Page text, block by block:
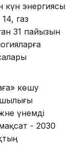
күн энергиясы
газ
31 пайызын
көшу
үнемді
- 2030